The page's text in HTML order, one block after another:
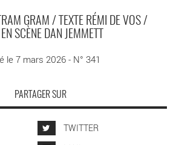
GRAM / TEXTE RÉMI DE VOS /
SCÈNE DAN JEMMETT
le 7 mars 2026 - N° 341
PARTAGER SUR
TWITTER